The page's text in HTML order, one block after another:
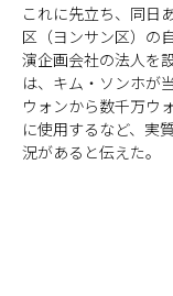
これに先立ち、同日
区（ヨンサン区）の
演企画会社の法人を
は、キム・ソンホが
ウォンから数千万ウ
に使用するなど、実
況があると伝えた。